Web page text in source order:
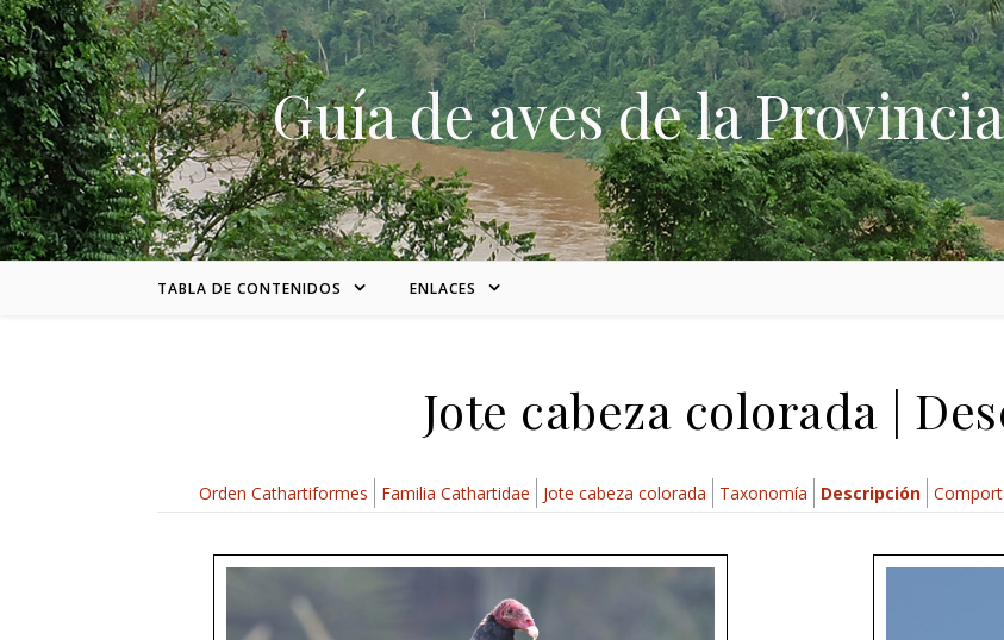
Skip to content
Guía de aves de la
TABLA DE CONTENIDOS ENLACES
Jote cabeza colorada |
Orden Cathartiformes Familia Cathartidae Jote cabeza colorada Taxonomía Descripción